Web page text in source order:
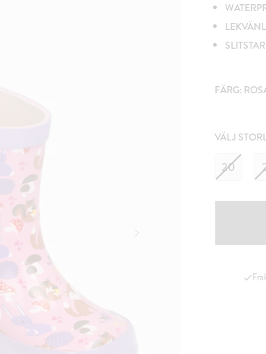
FÄRG:
VÄLJ
20